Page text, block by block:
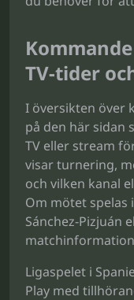
TV-tider
I översikten över
på den här sidan
TV eller stream
visar turnering,
och vilken kanal
Om mötet spelas
Sánchez-Pizjuán
Ligaspelet i
Play med